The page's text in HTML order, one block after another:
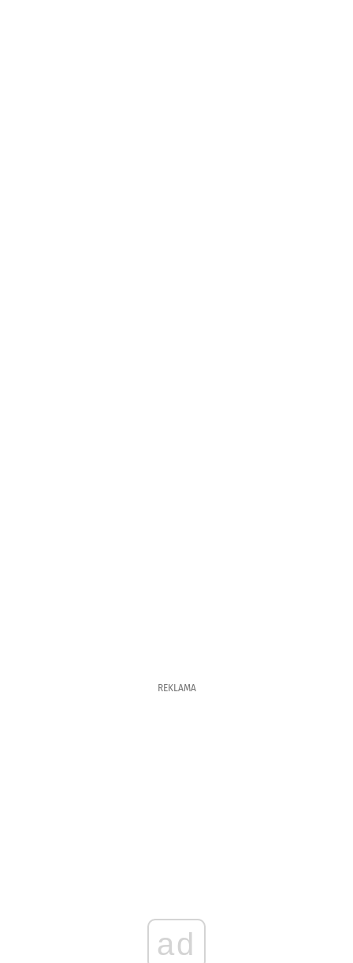
REKLAMA
ad